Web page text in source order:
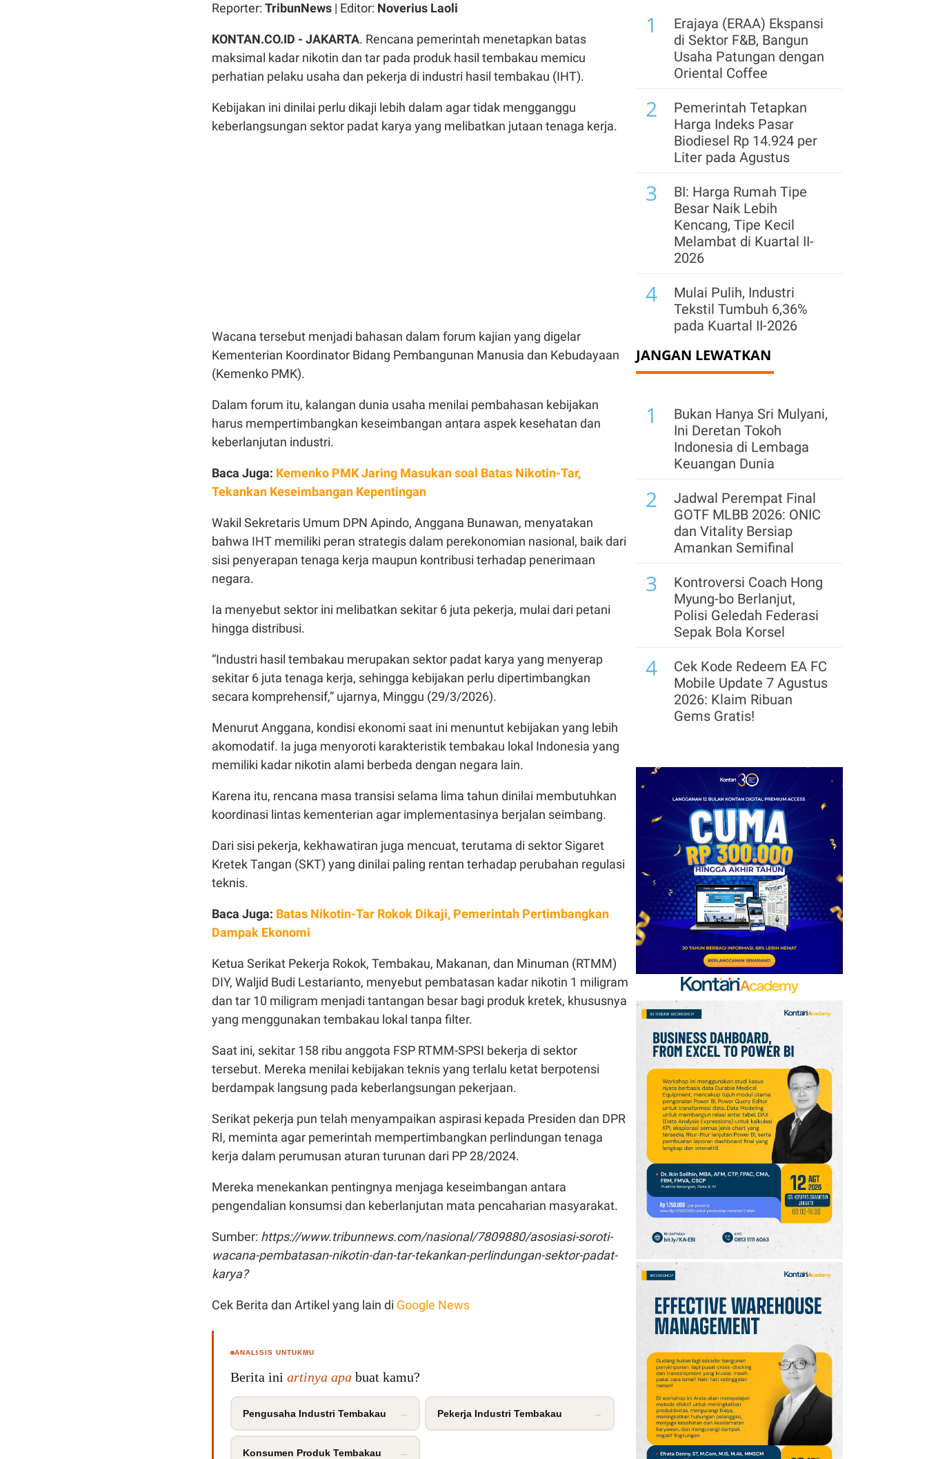
Reporter: TribunNews | Editor: Noverius Laoli
KONTAN.CO.ID - JAKARTA. Rencana pemerintah menetapkan batas
maksimal kadar nikotin dan tar pada produk hasil tembakau memicu
perhatian pelaku usaha dan pekerja di industri hasil tembakau (IHT).
Kebijakan ini dinilai perlu dikaji lebih dalam agar tidak mengganggu
keberlangsungan sektor padat karya yang melibatkan jutaan tenaga kerja.
Wacana tersebut menjadi bahasan dalam forum kajian yang digelar
Kementerian Koordinator Bidang Pembangunan Manusia dan Kebudayaan
(Kemenko PMK).
Dalam forum itu, kalangan dunia usaha menilai pembahasan kebijakan
harus mempertimbangkan keseimbangan antara aspek kesehatan dan
keberlanjutan industri.
Baca Juga: Kemenko PMK Jaring Masukan soal Batas Nikotin-Tar,
Tekankan Keseimbangan Kepentingan
Wakil Sekretaris Umum DPN Apindo, Anggana Bunawan, menyatakan
bahwa IHT memiliki peran strategis dalam perekonomian nasional, baik dari
sisi penyerapan tenaga kerja maupun kontribusi terhadap penerimaan
negara.
Ia menyebut sektor ini melibatkan sekitar 6 juta pekerja, mulai dari petani
hingga distribusi.
“Industri hasil tembakau merupakan sektor padat karya yang menyerap
sekitar 6 juta tenaga kerja, sehingga kebijakan perlu dipertimbangkan
secara komprehensif,” ujarnya, Minggu (29/3/2026).
Menurut Anggana, kondisi ekonomi saat ini menuntut kebijakan yang lebih
akomodatif. Ia juga menyoroti karakteristik tembakau lokal Indonesia yang
memiliki kadar nikotin alami berbeda dengan negara lain.
Karena itu, rencana masa transisi selama lima tahun dinilai membutuhkan
koordinasi lintas kementerian agar implementasinya berjalan seimbang.
Dari sisi pekerja, kekhawatiran juga mencuat, terutama di sektor Sigaret
Kretek Tangan (SKT) yang dinilai paling rentan terhadap perubahan regulasi
teknis.
Baca Juga: Batas Nikotin-Tar Rokok Dikaji, Pemerintah Pertimbangkan
Dampak Ekonomi
Ketua Serikat Pekerja Rokok, Tembakau, Makanan, dan Minuman (RTMM)
DIY, Waljid Budi Lestarianto, menyebut pembatasan kadar nikotin 1 miligram
dan tar 10 miligram menjadi tantangan besar bagi produk kretek, khususnya
yang menggunakan tembakau lokal tanpa filter.
Saat ini, sekitar 158 ribu anggota FSP RTMM-SPSI bekerja di sektor
tersebut. Mereka menilai kebijakan teknis yang terlalu ketat berpotensi
berdampak langsung pada keberlangsungan pekerjaan.
Serikat pekerja pun telah menyampaikan aspirasi kepada Presiden dan DPR
RI, meminta agar pemerintah mempertimbangkan perlindungan tenaga
kerja dalam perumusan aturan turunan dari PP 28/2024.
Mereka menekankan pentingnya menjaga keseimbangan antara
pengendalian konsumsi dan keberlanjutan mata pencaharian masyarakat.
Sumber: https://www.tribunnews.com/nasional/7809880/asosiasi-soroti-
wacana-pembatasan-nikotin-dan-tar-tekankan-perlindungan-sektor-padat-
karya?
Cek Berita dan Artikel yang lain di Google News
ANALISIS UNTUKMU
Berita ini artinya apa buat kamu?
Pengusaha Industri Tembakau → Pekerja Industri Tembakau →
Konsumen Produk Tembakau →
1
Erajaya (ERAA) Ekspansi
di Sektor F&B, Bangun
Usaha Patungan dengan
Oriental Coffee
2
Pemerintah Tetapkan
Harga Indeks Pasar
Biodiesel Rp 14.924 per
Liter pada Agustus
3
BI: Harga Rumah Tipe
Besar Naik Lebih
Kencang, Tipe Kecil
Melambat di Kuartal II-
2026
4
Mulai Pulih, Industri
Tekstil Tumbuh 6,36%
pada Kuartal II-2026
5
Survei BI: Kenaikan
Harga Bahan Bangunan
Penjualan Properti
Freeport Indonesia
Ajukan Perpanjangan
Izin Usai 2041, Ini
Alasannya
Samudera (SMDR) Buka
Rute Pelayaran Baru
Kawasan Teluk
Pengusaha dan Ekonom
Beberkan Proyeksi
pada Semester II-2026
Suryacipta Swadaya
Incar Target Penjualan
10
Perpres Ojol Ditargetkan
Terbit Sebelum 17
Agustus 2026, Ini
Aturannya
JANGAN LEWATKAN
1
Bukan Hanya Sri Mulyani,
Ini Deretan Tokoh
Indonesia di Lembaga
Keuangan Dunia
2
Jadwal Perempat Final
GOTF MLBB 2026: ONIC
dan Vitality Bersiap
Amankan Semifinal
3
Kontroversi Coach Hong
Myung-bo Berlanjut,
Polisi Geledah Federasi
Sepak Bola Korsel
4
Cek Kode Redeem EA FC
Mobile Update 7 Agustus
2026: Klaim Ribuan
Gems Gratis!
Treasuri 9,63 Miliar, Cek
Profil Emiten DSSA
hingga Kinerjanya
Arsenal Perpanjang
Kerja Sama dengan
Emirates hingga 2033, Ini
Detail Kemitraannya
7
FIFA Akhirnya Cairkan
Hadiah Timnas Yordania
yang Tertunda 8 Bulan
Promo Alfamart Murah
Banget 7–13 Agustus
2026, Sunlight hingga
Bebelac Diskon
9
Promo JSM Superindo
7–9 Agustus 2026,
Minyak Goreng Rp37.900
hingga Buah Diskon 50%
10 Klasemen Grup A Piala
AFF 2026: Ini Skenario
Indonesia Lolos ke
Semifinal